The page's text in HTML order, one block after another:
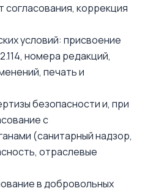
согласования, коррекция
условий: присвоение
номера редакций,
печать и
безопасности и, при
с
(санитарный надзор,
отраслевые
в добровольных